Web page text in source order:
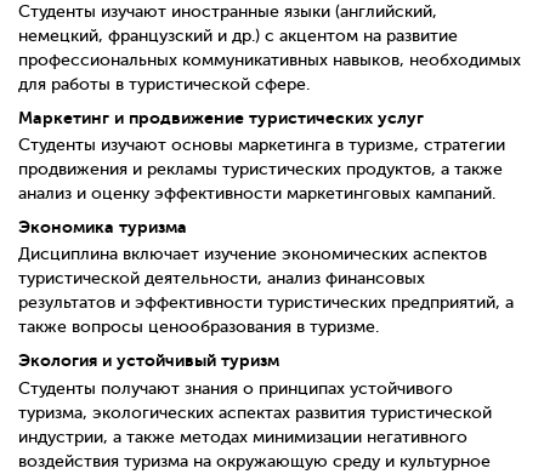
Студенты изучают иностранные языки (английский,
немецкий, французский и др.) с акцентом на развитие
профессиональных коммуникативных навыков, необходимых
для работы в туристической сфере.
Маркетинг и продвижение туристических услуг
Студенты изучают основы маркетинга в туризме, стратегии
продвижения и рекламы туристических продуктов, а также
анализ и оценку эффективности маркетинговых кампаний.
Экономика туризма
Дисциплина включает изучение экономических аспектов
туристической деятельности, анализ финансовых
результатов и эффективности туристических предприятий, а
также вопросы ценообразования в туризме.
Экология и устойчивый туризм
Студенты получают знания о принципах устойчивого
туризма, экологических аспектах развития туристической
индустрии, а также методах минимизации негативного
воздействия туризма на окружающую среду и культурное